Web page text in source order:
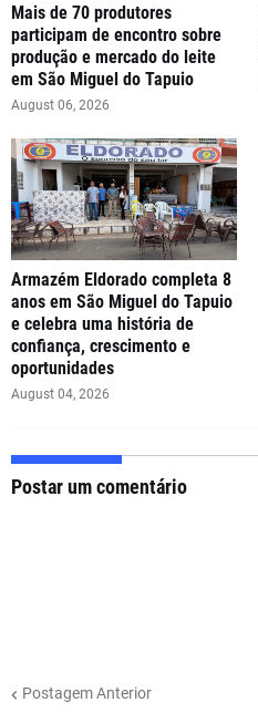
Mais de 70 produtores
participam de encontro sobre
produção e mercado do leite
em São Miguel do Tapuio
August 06, 2026
Armazém Eldorado completa 8
anos em São Miguel do Tapuio
e celebra uma história de
confiança, crescimento e
oportunidades
August 04, 2026
Postar um comentário
Postagem Anterior